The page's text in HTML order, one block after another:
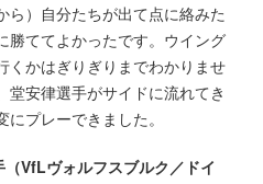
ら）自分たちが出て点に絡みた
勝ててよかったです。ウイング
くかはぎりぎりまでわかりませ
堂安律選手がサイドに流れてき
プレーできました。
（VfLヴォルフスブルク／ドイ